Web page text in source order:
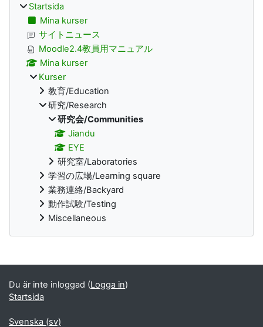
Startsida
Mina kurser
サイトニュース
Moodle2.4教員用マニュアル
Mina kurser
Kurser
教育/Education
研究/Research
研究会/Communities
Jiandu
EYE
研究室/Laboratories
学習の広場/Learning square
業務連絡/Backyard
動作試験/Testing
Miscellaneous
Kompletterande block
Du är inte inloggad (Logga in)
Startsida
Svenska ‎(sv)‎